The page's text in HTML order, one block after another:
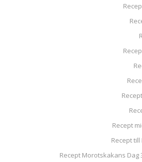
Recept
Recept
Recept Morotskakans Dag